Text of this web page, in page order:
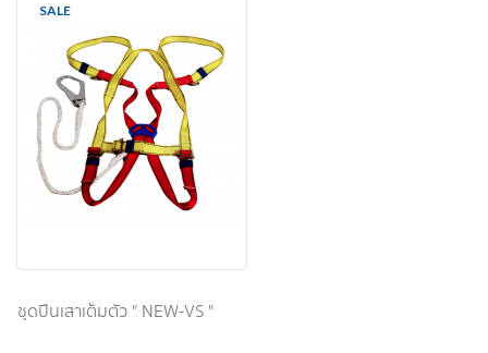
SALE
ชุดปีนเสาเต็มตัว " NEW-VS "